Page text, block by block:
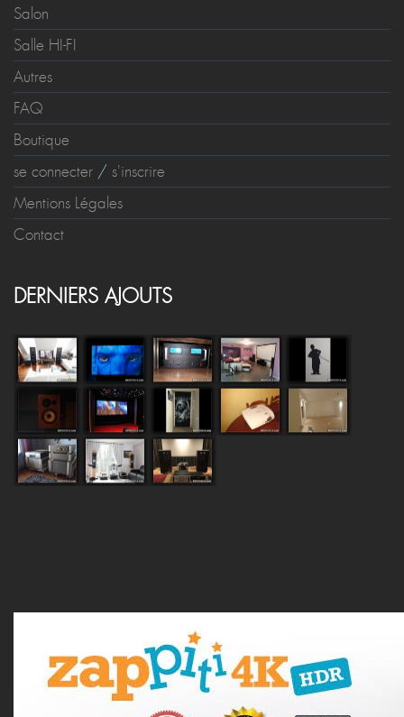
Salon
Salle HI-FI
Autres
FAQ
Boutique
se connecter / s'inscrire
Mentions Légales
Contact
DERNIERS AJOUTS